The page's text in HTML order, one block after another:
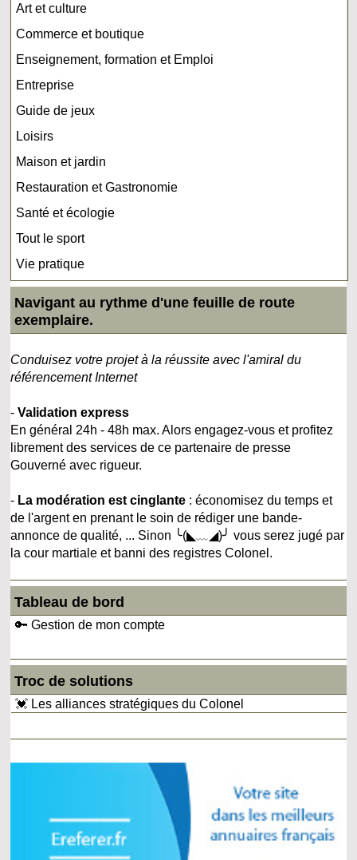
Art et culture
Commerce et boutique
Enseignement, formation et Emploi
Entreprise
Guide de jeux
Loisirs
Maison et jardin
Restauration et Gastronomie
Santé et écologie
Tout le sport
Vie pratique
Navigant au rythme d'une feuille de route
exemplaire.
Conduisez votre projet à la réussite avec l'amiral du
référencement Internet
-Validation express
En général 24h - 48h max. Alors engagez-vous et profitez
librement des services de ce partenaire de presse
Gouverné avec rigueur.
- La modération est cinglante : économisez du temps et
de l'argent en prenant le soin de rédiger une bande-
annonce de qualité, ... Sinon ╰(◣﹏◢)╯ vous serez jugé par
la cour martiale et banni des registres Colonel.
Tableau de bord
🔑 Gestion de mon compte
Troc de solutions
💓 Les alliances stratégiques du Colonel